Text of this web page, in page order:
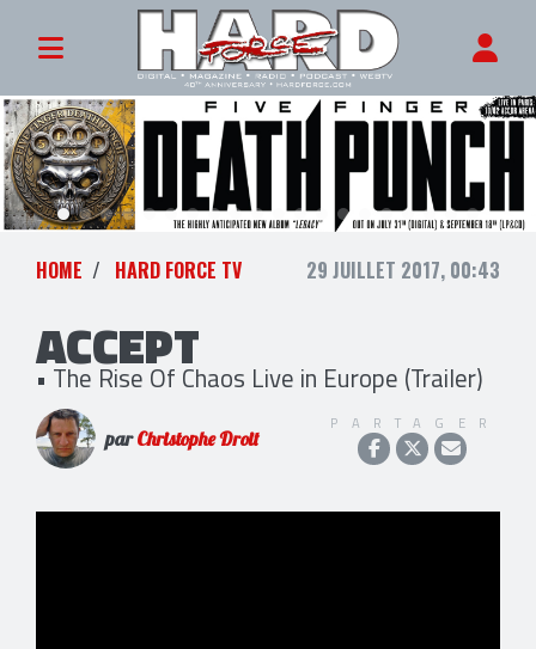
HOME HARD FORCE TV 29 JUILLET 2017, 00:43
ACCEPT
• The Rise Of Chaos Live in Europe (Trailer)
parChristophe Droit
PARTAGER